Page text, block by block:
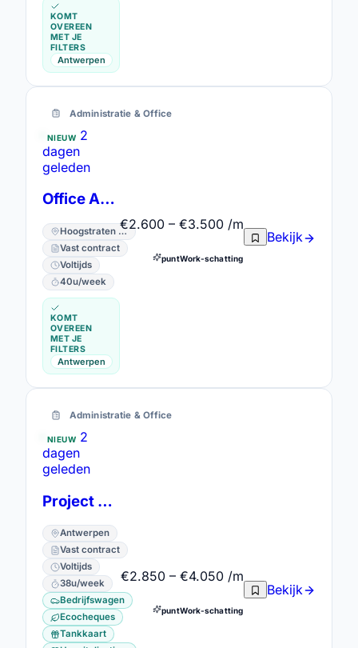
KOMT
OVEREEN
MET JE
FILTERS
Antwerpen
Administratie & Office
NIEUW 2
dagen
geleden
Office Assistant
Hoogstraten · Antwerpen
Vast contract
Voltijds
40u/week
KOMT
OVEREEN
MET JE
FILTERS
Antwerpen
€2.600 – €3.500 /m
puntWork-schatting
Bekijk
Administratie & Office
NIEUW 2
dagen
geleden
Project Consultant
Antwerpen
Vast contract
Voltijds
38u/week
Bedrijfswagen
Ecocheques
Tankkaart
€2.850 – €4.050 /m
puntWork-schatting
Bekijk